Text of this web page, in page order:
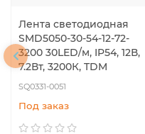
Лента светодиодная
SMD5050-30-54-12-72-
3200 30LED/м, IP54, 12В,
7.2Вт, 3200К, TDM
SQ0331-0051
Под заказ